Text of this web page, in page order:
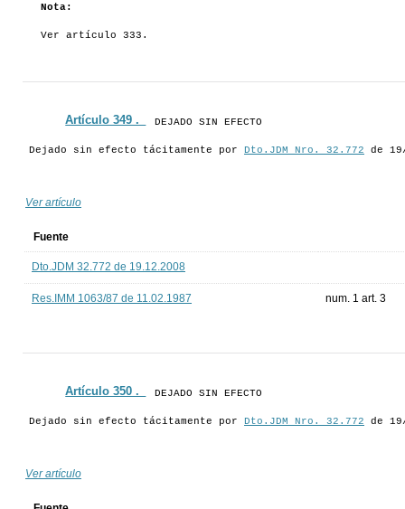
Nota:
Ver artículo 333.
Artículo 349 ._ DEJADO SIN EFECTO
Dejado sin efecto tácitamente por Dto.JDM Nro. 32.772 de
Ver artículo
Fuente
Dto.JDM 32.772 de 19.12.2008
Res.IMM 1063/87 de 11.02.1987 num. 1 art. 3
Artículo 350 ._ DEJADO SIN EFECTO
Dejado sin efecto tácitamente por Dto.JDM Nro. 32.772 de
Ver artículo